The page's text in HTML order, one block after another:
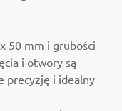
50 mm i grubości
i otwory są
precyzję i idealny